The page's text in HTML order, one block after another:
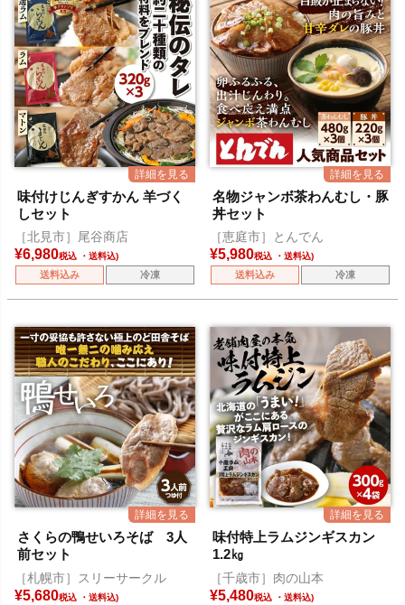
味付けじんぎすかん 羊づく
しセット
［北見市］尾谷商店
¥6,980税込
送料込み 冷凍
名物ジャンボ茶わんむし・豚
丼セット
［恵庭市］とんでん
¥5,980税込
送料込み 冷凍
さくらの鴨せいろそば 3人
前セット
［札幌市］スリーサークル
¥5,680税込
味付特上ラムジンギスカン
1.2㎏
［千歳市］肉の山本
¥5,480税込